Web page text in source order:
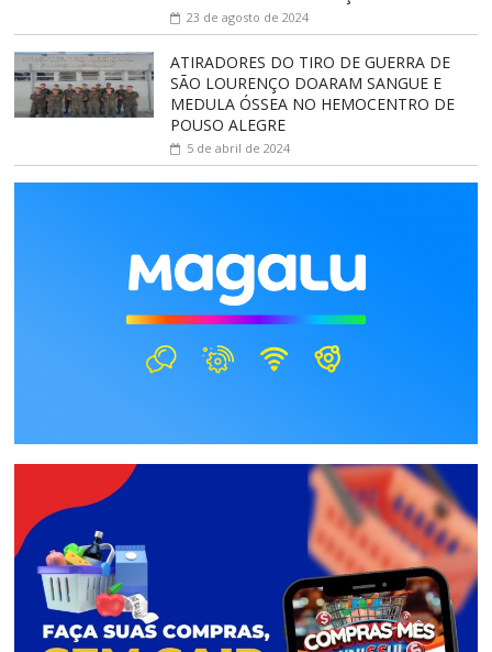
23 de agosto de 2024
ATIRADORES DO TIRO DE GUERRA DE
SÃO LOURENÇO DOARAM SANGUE E
MEDULA ÓSSEA NO HEMOCENTRO DE
POUSO ALEGRE
5 de abril de 2024